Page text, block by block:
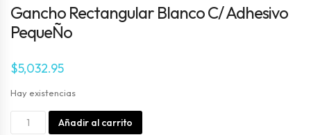
Gancho Rectangular Blanco C/ Adhesivo
PequeÑo
$5,032.95
Hay existencias
Gancho
Añadir al carrito